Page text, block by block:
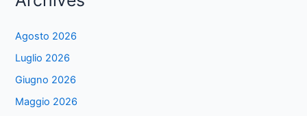
Agosto 2026
Luglio 2026
Giugno 2026
Maggio 2026